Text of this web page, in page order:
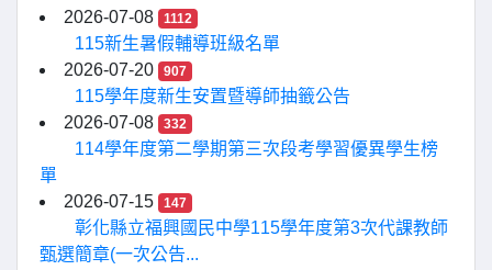
2026-07-08
1112
115新生暑假輔導班級名單
2026-07-20
907
115學年度新生安置暨導師抽籤公告
2026-07-08
332
114學年度第二學期第三次段考學習優異學生榜
單
2026-07-15
147
彰化縣立福興國民中學115學年度第3次代課教師
甄選簡章(一次公告...